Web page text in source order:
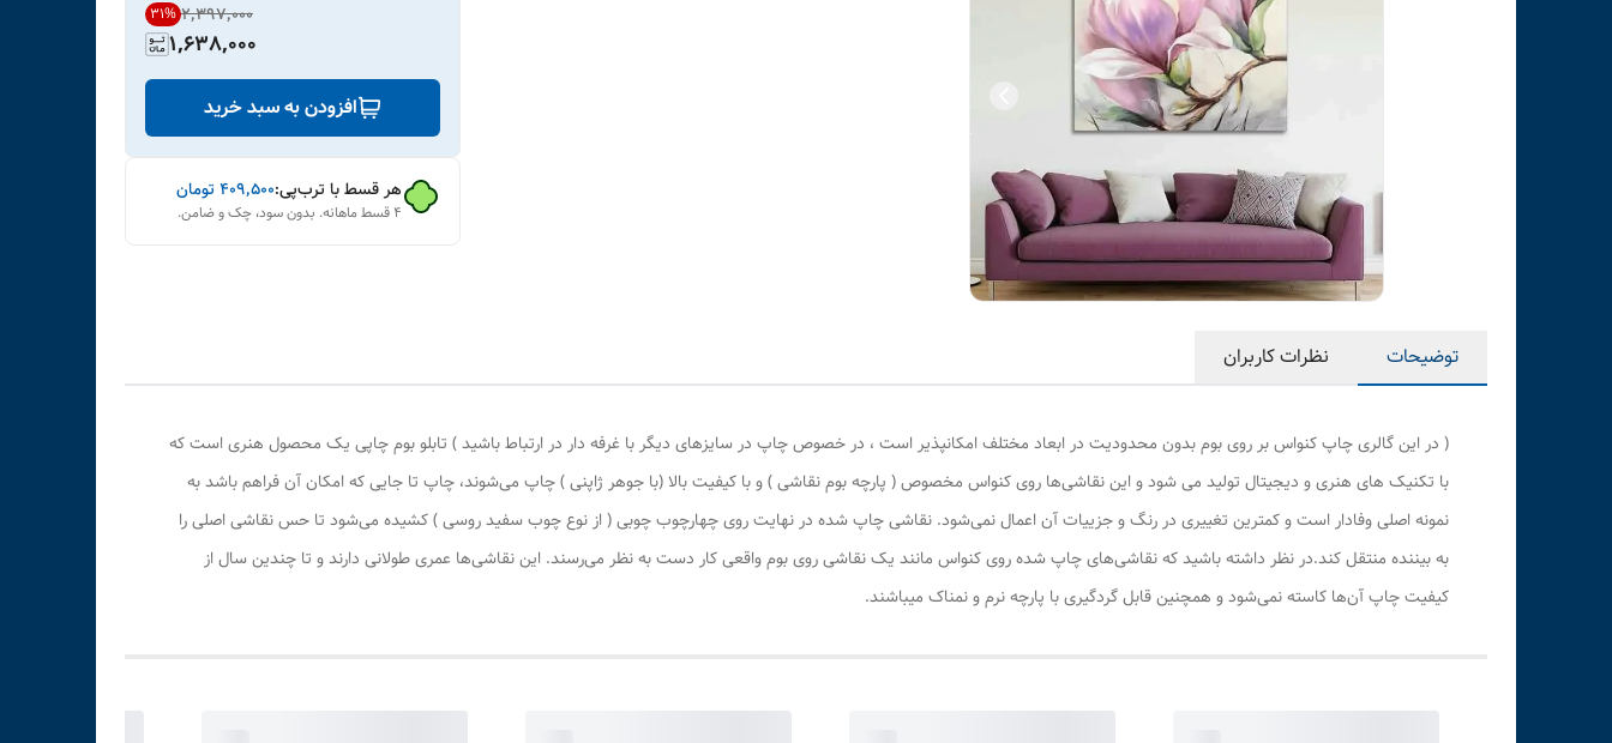
۲٬۳۹۷٬۰۰۰ 31%
1,638,000
افزودن به سبد خرید
هر قسط با ترب‌پی:۴۰۹٬۵۰۰ تومان
۴ قسط ماهانه. بدون سود، چک و ضامن.
توضیحات نظرات کاربران
( در این گالری چاپ کنواس بر روی بوم بدون محدودیت در ابعاد مختلف امکانپذیر است ، در خصوص چاپ در سایزهای دیگر با غرفه دار در ارتباط باشید ) تابلو بوم چاپی یک محصول هنری است که
با تکنیک های هنری و دیجیتال تولید می شود و این نقاشی‌ها روی کنواس مخصوص ( پارچه بوم نقاشی ) و با کیفیت بالا (با جوهر ژاپنی ) چاپ می‌شوند، چاپ تا جایی که امکان آن فراهم باشد به
نمونه اصلی وفادار است و کمترین تغییری در رنگ و جزییات آن اعمال نمی‌شود. نقاشی چاپ شده در نهایت روی چهارچوب چوبی ( از نوع چوب سفید روسی ) کشیده می‌شود تا حس نقاشی اصلی را
به بیننده منتقل کند.در نظر داشته باشید که نقاشی‌های چاپ شده روی کنواس مانند یک نقاشی روی بوم واقعی کار دست به نظر می‌رسند. این نقاشی‌ها عمری طولانی دارند و تا چندین سال از
کیفیت چاپ آن‌ها کاسته نمی‌شود و همچنین قابل گردگیری با پارچه نرم و نمناک میباشند.